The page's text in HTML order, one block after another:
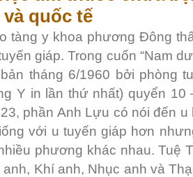
quốc tế
tàng y khoa phương Đông
giáp. Trong cuốn “Nam
tháng 6/1960 bởi phòng
Y in lần thứ nhất) quyển 10
phần Anh Lựu có nói đến
với u tuyến giáp hơn
phương khác nhau. Tuệ
anh, Khí anh, Nhục anh và